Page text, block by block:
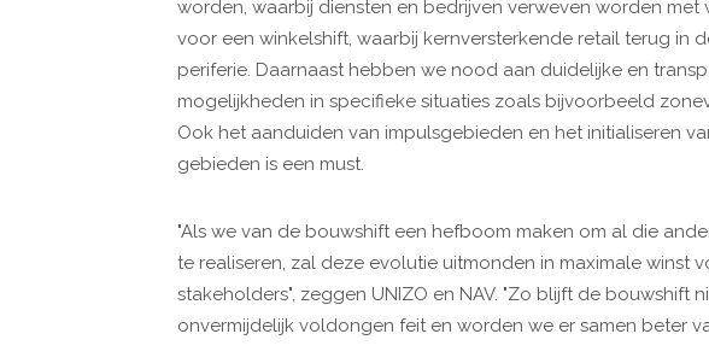
worden, waarbij diensten en bedrijven verweven worden
voor een winkelshift, waarbij kernversterkende retail terug in
periferie. Daarnaast hebben we nood aan duidelijke en
mogelijkheden in specifieke situaties zoals bijvoorbeeld
Ook het aanduiden van impulsgebieden en het initialiseren
gebieden is een must.
"Als we van de bouwshift een hefboom maken om al die
te realiseren, zal deze evolutie uitmonden in maximale winst
stakeholders", zeggen UNIZO en NAV. "Zo blijft de bouwshift
onvermijdelijk voldongen feit en worden we er samen beter